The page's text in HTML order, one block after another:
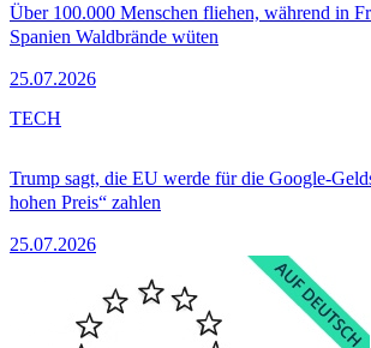
Über 100.000 Menschen fliehen, während in
Spanien Waldbrände wüten
25.07.2026
Trump sagt, die EU werde für die Google-
hohen Preis“ zahlen
25.07.2026
TECH